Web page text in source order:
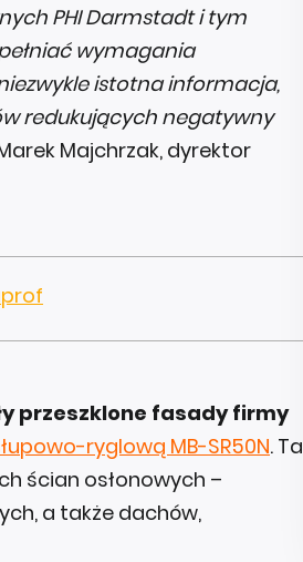
PHI Darmstadt i tym
wymagania
istotna informacja,
redukujących negatywny
Majchrzak, dyrektor
przeszklone fasady firmy
ryglową MB-SR50N. Ta
ścian osłonowych –
a także dachów,